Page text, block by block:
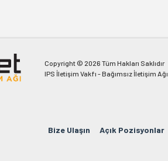
Copyright © 2026 Tüm Hakları Saklıdır
IPS İletişim Vakfı - Bağımsız İletişim Ağı
Bize Ulaşın Açık Pozisyonlar